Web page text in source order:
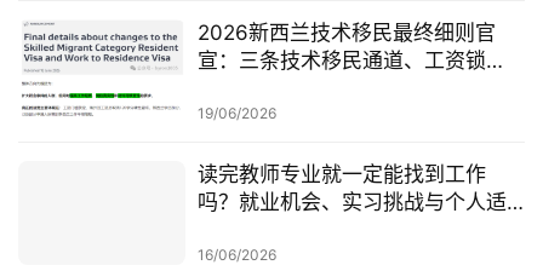
2026新西兰技术移民最终细则官
宣：三条技术移民通道、工资锁
查一次梳理
19/06/2026
读完教师专业就一定能找到工作
吗？就业机会、实习挑战与个人适
16/06/2026